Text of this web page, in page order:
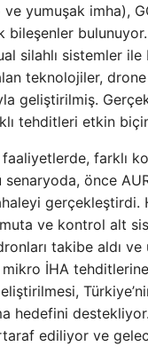
yumuşak imha),
bulunuyor.
silahlı sistemler
teknolojiler,
geliştirilmiş.
tehditleri etkin
farklı
önce
gerçekleştirdi.
ve kontrol alt
takibe aldı
İHA
hedefini
ediliyor ve